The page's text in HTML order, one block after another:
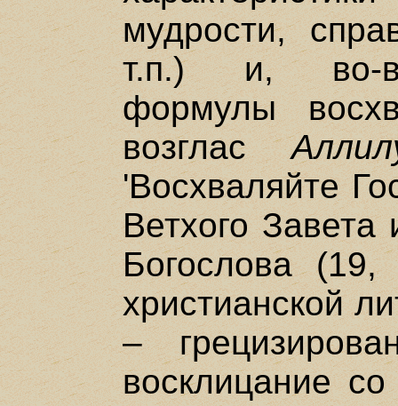
мудрости,
т.п.) и, во-
формулы
возглас
'Восхваляйте
Ветхого
Богослова
христианской
–
восклицание